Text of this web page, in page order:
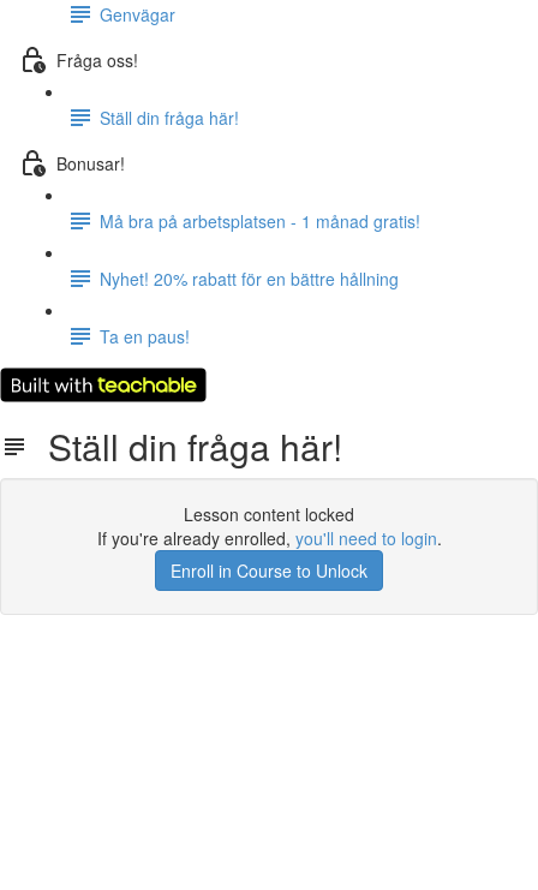
Genvägar
Fråga oss!
Ställ din fråga här!
Bonusar!
Må bra på arbetsplatsen - 1 månad gratis!
Nyhet! 20% rabatt för en bättre hållning
Ta en paus!
Ställ din fråga här!
Lesson content locked
If you're already enrolled, you'll need to login.
Enroll in Course to Unlock